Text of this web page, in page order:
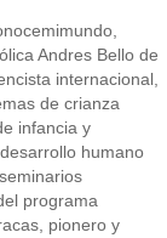
Andres Bello de
internacional,
de crianza
infancia y
humano
programa
pionero y